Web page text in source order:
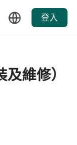
登入
維修）